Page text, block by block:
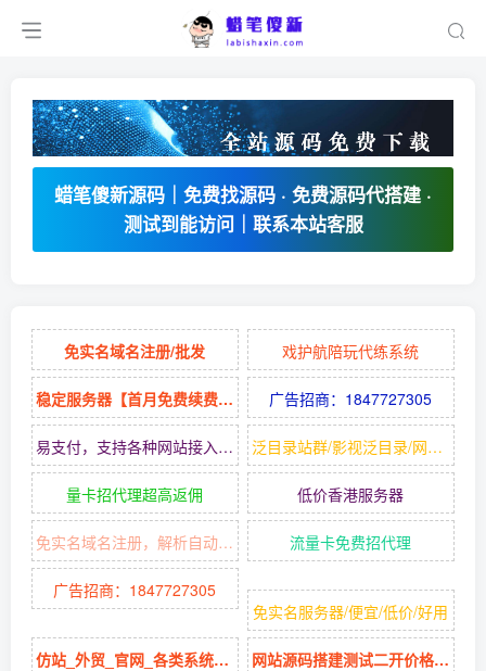
蜡笔傻新源码｜免费找源码 · 免费源码代搭建 ·
测试到能访问｜联系本站客服
免实名域名注册/批发 戏护航陪玩代练系统
稳定服务器【首月免费续费9元】 广告招商：1847727305
易支付，支持各种网站接入的支付平台 泛目录站群/影视泛目录/网站源码
量卡招代理超高返佣 低价香港服务器
免实名域名注册，解析自动隐藏源站IP 流量卡免费招代理
广告招商：1847727305
免实名服务器/便宜/低价/好用
仿站_外贸_官网_各类系统网站定制 网站源码搭建测试二开价格低廉